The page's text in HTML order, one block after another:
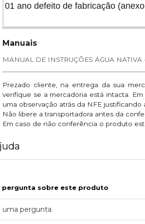
01 ano defeito de fabricação
Manuais
MANUAL DE INSTRUÇÕES ÁGUA
Prezado cliente, na entrega da sua
verifique se a mercadoria está intacta.
uma observação atrás da NFE justificando
Não libere a transportadora antes da
Em caso de não conferência o produto
pergunta sobre este produto